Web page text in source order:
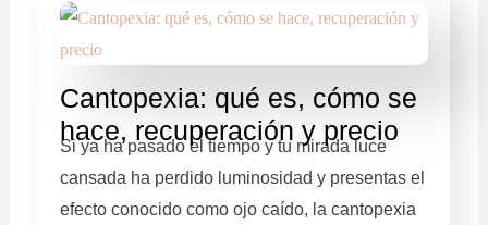
Cantopexia: qué es, cómo se
hace, recuperación y precio
Si ya ha pasado el tiempo y tu mirada luce
cansada ha perdido luminosidad y presentas el
efecto conocido como ojo caído, la cantopexia